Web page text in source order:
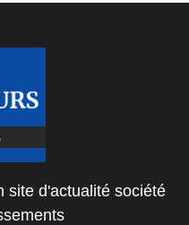
site d'actualité société